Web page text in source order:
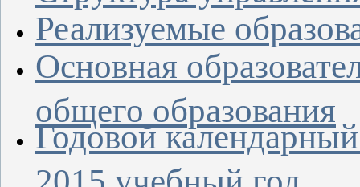
Реализуемые
Основная
общего образования
Годовой
2015 учебный год